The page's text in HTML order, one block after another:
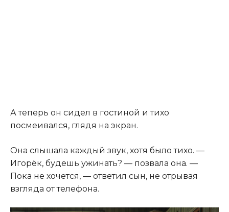
А теперь он сидел в гостиной и тихо
посмеивался, глядя на экран.
Она слышала каждый звук, хотя было тихо. —
Игорёк, будешь ужинать? — позвала она. —
Пока не хочется, — ответил сын, не отрывая
взгляда от телефона.